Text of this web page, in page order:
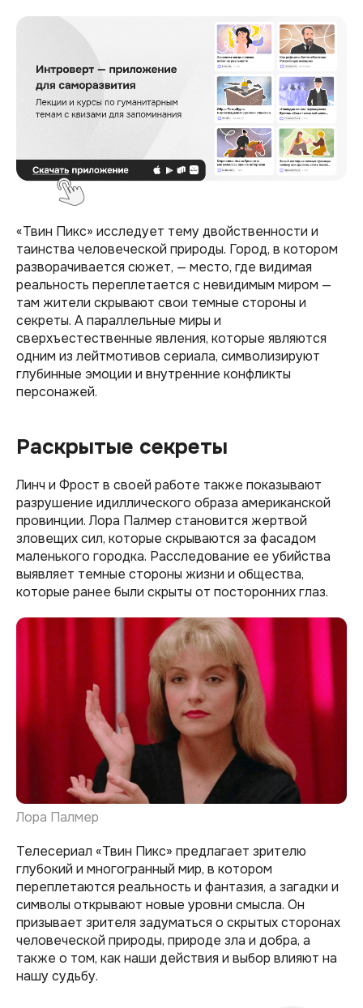
«Твин Пикс» исследует тему двойственности и
таинства человеческой природы. Город, в котором
разворачивается сюжет, — место, где видимая
реальность переплетается с невидимым миром —
там жители скрывают свои темные стороны и
секреты. А параллельные миры и
сверхъестественные явления, которые являются
одним из лейтмотивов сериала, символизируют
глубинные эмоции и внутренние конфликты
персонажей.
Раскрытые секреты
Линч и Фрост в своей работе также показывают
разрушение идиллического образа американской
провинции. Лора Палмер становится жертвой
зловещих сил, которые скрываются за фасадом
маленького городка. Расследование ее убийства
выявляет темные стороны жизни и общества,
которые ранее были скрыты от посторонних глаз.
Лора Палмер
Телесериал «Твин Пикс» предлагает зрителю
глубокий и многогранный мир, в котором
переплетаются реальность и фантазия, а загадки и
символы открывают новые уровни смысла. Он
призывает зрителя задуматься о скрытых сторонах
человеческой природы, природе зла и добра, а
также о том, как наши действия и выбор влияют на
нашу судьбу.